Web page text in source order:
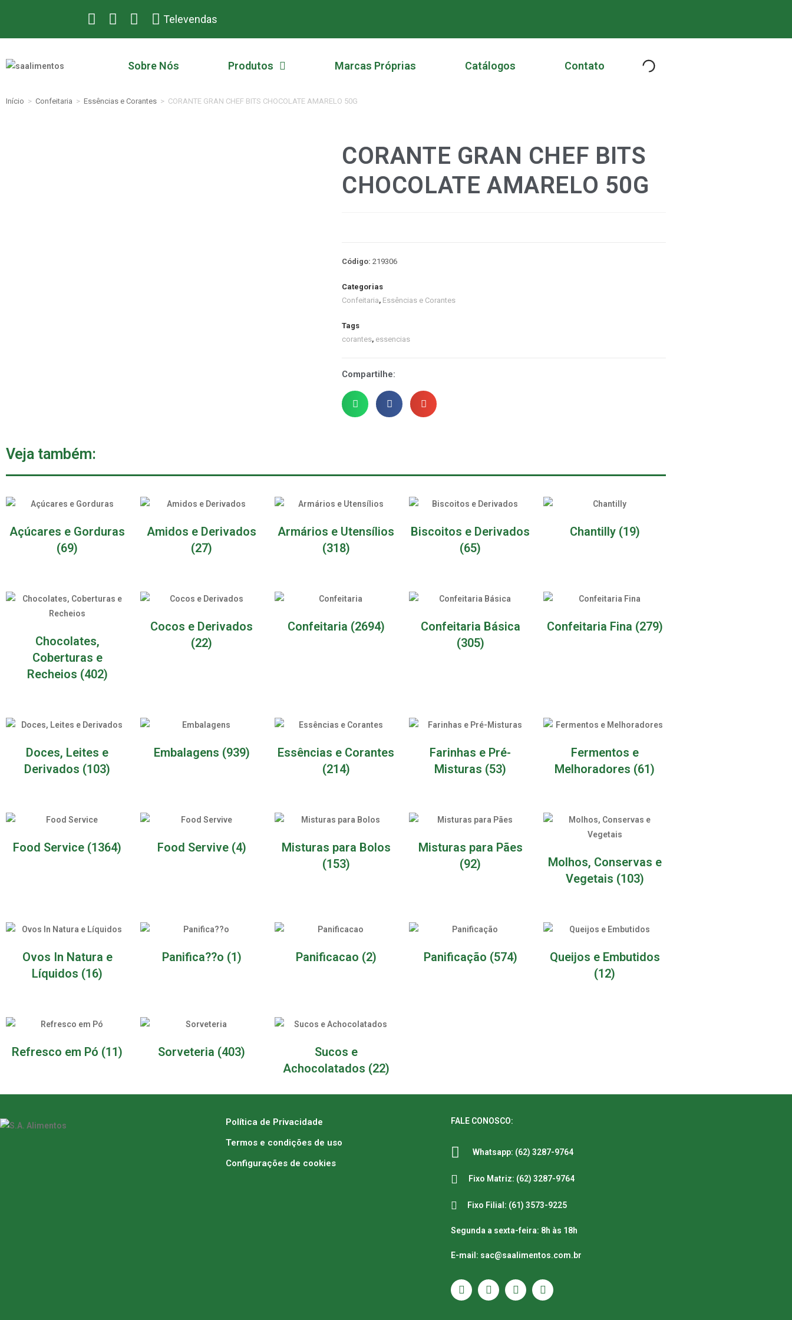
Televendas
Sobre Nós Produtos Marcas Próprias Catálogos Contato
Início > Confeitaria > Essências e Corantes > CORANTE GRAN CHEF BITS CHOCOLATE AMARELO 50G
CORANTE GRAN CHEF BITS
CHOCOLATE AMARELO 50G
Código: 219306
Categorias
Confeitaria, Essências e Corantes
Tags
corantes, essencias
Compartilhe:
Veja também:
Açúcares e Gorduras
(69)
Amidos e Derivados
(27)
Armários e Utensílios
(318)
Biscoitos e Derivados
(65)
Chantilly (19)
Chocolates,
Coberturas e
Recheios (402)
Cocos e Derivados
(22)
Confeitaria (2694)
Confeitaria Básica
(305)
Confeitaria Fina (279)
Doces, Leites e
Derivados (103)
Embalagens (939)
Essências e Corantes
(214)
Farinhas e Pré-
Misturas (53)
Fermentos e
Melhoradores (61)
Food Service (1364) Food Servive (4)
Misturas para Bolos
(153)
Misturas para Pães
(92)
Molhos, Conservas e
Vegetais (103)
Ovos In Natura e
Líquidos (16)
Panifica??o (1) Panificacao (2) Panificação (574)
Queijos e Embutidos
(12)
Refresco em Pó (11) Sorveteria (403)
Sucos e
Achocolatados (22)
Política de Privacidade
Termos e condições de uso
Configurações de cookies
FALE CONOSCO:
Whatsapp: (62) 3287-9764
Fixo Matriz: (62) 3287-9764
Fixo Filial: (61) 3573-9225
Segunda a sexta-feira: 8h às 18h
E-mail: sac@saalimentos.com.br